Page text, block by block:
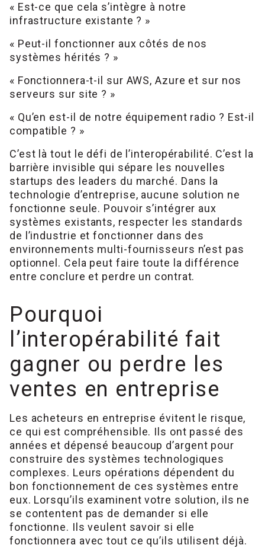
« Est-ce que cela s’intègre à notre
infrastructure existante ? »
« Peut-il fonctionner aux côtés de nos
systèmes hérités ? »
« Fonctionnera-t-il sur AWS, Azure et sur nos
serveurs sur site ? »
« Qu’en est-il de notre équipement radio ? Est-il
compatible ? »
C’est là tout le défi de l’interopérabilité. C’est la
barrière invisible qui sépare les nouvelles
startups des leaders du marché. Dans la
technologie d’entreprise, aucune solution ne
fonctionne seule. Pouvoir s’intégrer aux
systèmes existants, respecter les standards
de l’industrie et fonctionner dans des
environnements multi-fournisseurs n’est pas
optionnel. Cela peut faire toute la différence
entre conclure et perdre un contrat.
Pourquoi
l’interopérabilité fait
gagner ou perdre les
ventes en entreprise
Les acheteurs en entreprise évitent le risque,
ce qui est compréhensible. Ils ont passé des
années et dépensé beaucoup d’argent pour
construire des systèmes technologiques
complexes. Leurs opérations dépendent du
bon fonctionnement de ces systèmes entre
eux. Lorsqu’ils examinent votre solution, ils ne
se contentent pas de demander si elle
fonctionne. Ils veulent savoir si elle
fonctionnera avec tout ce qu’ils utilisent déjà.